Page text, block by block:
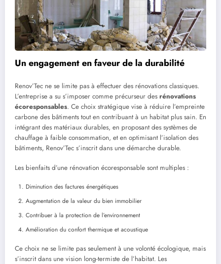
Un engagement en faveur de la durabilité
Renov’Tec ne se limite pas à effectuer des rénovations classiques.
L’entreprise a su s’imposer comme précurseur des rénovations
écoresponsables. Ce choix stratégique vise à réduire l’empreinte
carbone des bâtiments tout en contribuant à un habitat plus sain. En
intégrant des matériaux durables, en proposant des systèmes de
chauffage à faible consommation, et en optimisant l’isolation des
bâtiments, Renov’Tec s’inscrit dans une démarche durable.
Les bienfaits d’une rénovation écoresponsable sont multiples :
Diminution des factures énergétiques
Augmentation de la valeur du bien immobilier
Contribuer à la protection de l’environnement
Amélioration du confort thermique et acoustique
Ce choix ne se limite pas seulement à une volonté écologique, mais
s’inscrit dans une vision long-termiste de l’habitat. Les